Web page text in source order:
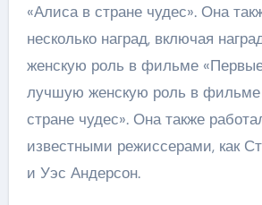
«Алиса в стране чудес». Она
несколько наград, включая
женскую роль в фильме
лучшую женскую роль в фильме
стране чудес». Она также
известными режиссерами, как
и Уэс Андерсон.